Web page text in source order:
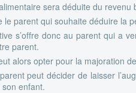
sera déduite du
le parent qui souhaite déduire la
s’offre donc au parent qui a
parent.
alors opter pour la majoration
peut décider de laisser
son enfant.